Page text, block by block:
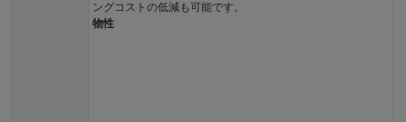
ングコストの低減も可能です。
物性